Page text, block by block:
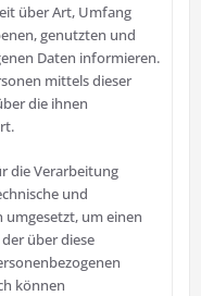
über Art, Umfang
genutzten und
Daten informieren.
mittels dieser
die ihnen
die Verarbeitung
und
um einen
über diese
können